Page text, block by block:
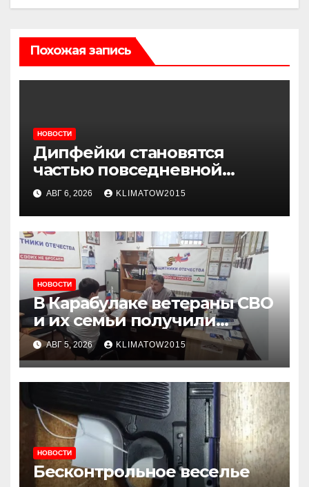
Похожая запись
НОВОСТИ
Дипфейки становятся
частью повседневной
жизни: почему жителям
Ингушетии важно быть
внимательнее
АВГ 6, 2026 KLIMATOW2015
НОВОСТИ
В Карабулаке ветераны СВО
и их семьи получили
консультации в ходе
приема граждан
АВГ 5, 2026 KLIMATOW2015
НОВОСТИ
Бесконтрольное веселье